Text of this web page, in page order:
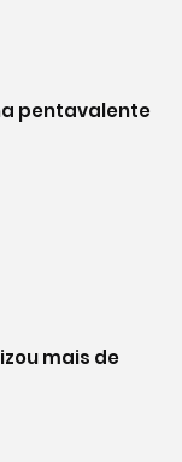
pentavalente
mais de